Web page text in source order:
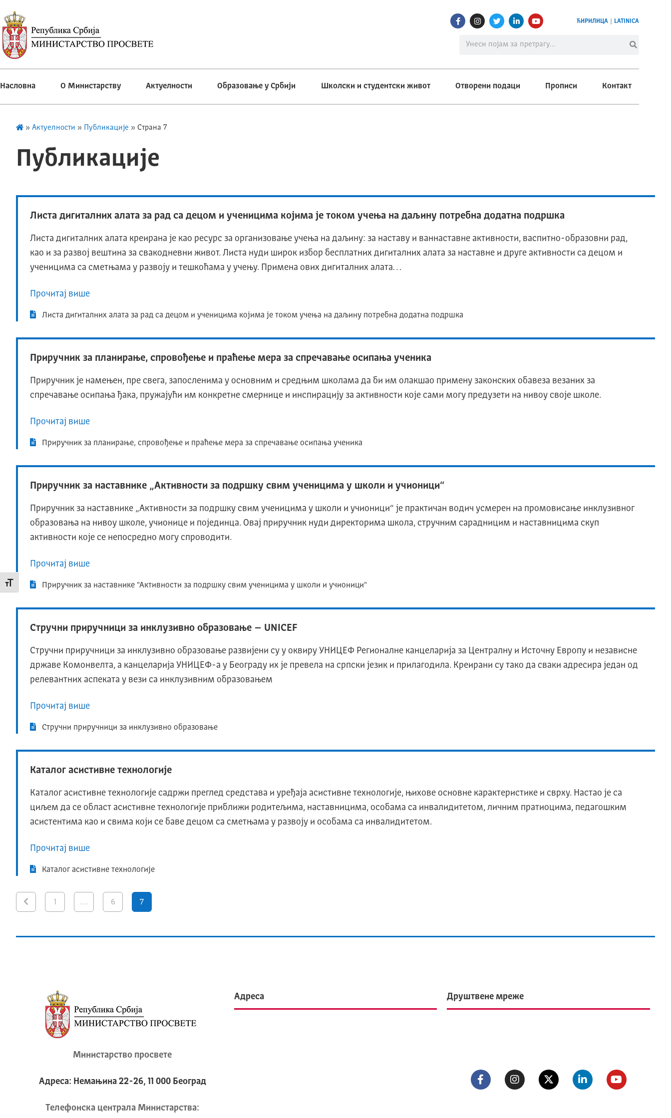
Промени величину слова
ЋИРИЛИЦА LATINICA
Насловна О Министарству Актуелности Образовање у Србији Школски и студентски живот Отворени подаци Прописи Контакт
» Актуелности » Публикације » Страна 7
Публикације
Листа дигиталних алата за рад са децом и ученицима којима је током учења на даљину потребна додатна подршка
Листа дигиталних алата креирана је као ресурс за организовање учења на даљину: за наставу и ваннаставне активности, васпитно-образовни рад,
као и за развој вештина за свакодневни живот. Листа нуди широк избор бесплатних дигиталних алата за наставне и друге активности са децом и
ученицима са сметњама у развоју и тешкоћама у учењу. Примена ових дигиталних алата…
Прочитај више
Листа дигиталних алата за рад са децом и ученицима којима је током учења на даљину потребна додатна подршка
Приручник за планирање, спровођење и праћење мера за спречавање осипања ученика
Приручник је намењен, пре свега, запосленима у основним и средњим школама да би им олакшао примену законских обавеза везаних за
спречавање осипања ђака, пружајући им конкретне смернице и инспирацију за активности које сами могу предузети на нивоу своје школе.
Прочитај више
Приручник за планирање, спровођење и праћење мера за спречавање осипања ученика
Приручник за наставнике „Активности за подршку свим ученицима у школи и учионици“
Приручник за наставнике „Активности за подршку свим ученицима у школи и учионици“ је практичан водич усмерен на промовисање инклузивног
образовања на нивоу школе, учионице и појединца. Овај приручник нуди директорима школа, стручним сарадницим и наставницима скуп
активности које се непосредно могу спроводити.
Прочитај више
Приручник за наставнике "Активности за подршку свим ученицима у школи и учионици"
Стручни приручници за инклузивно образовање – UNICEF
Стручни приручници за инклузивно образовање развијени су у оквиру УНИЦЕФ Регионалне канцеларија за Централну и Источну Европу и независне
државе Комонвелта, а канцеларија УНИЦЕФ-а у Београду их је превела на српски језик и прилагодила. Kреирани су тако да сваки адресира један од
релевантних аспеката у вези са инклузивним образовањем
Прочитај више
Стручни приручници за инклузивно образовање
Каталог асистивне технологије
Каталог асистивне технологије садржи преглед средстава и уређаја асистивне технологије, њихове основне карактеристике и сврху. Настао је са
циљем да се област асистивне технологије приближи родитељима, наставницима, особама са инвалидитетом, личним пратиоцима, педагошким
асистентима као и свима који се баве децом са сметњама у развоју и особама са инвалидитетом.
Прочитај више
Каталог асистивне технологије
1 … 6 7
Министарство просвете
Адреса: Немањина 22-26, 11 000 Београд
Телeфонска централа Mинистарства:
Адреса Друштвене мреже